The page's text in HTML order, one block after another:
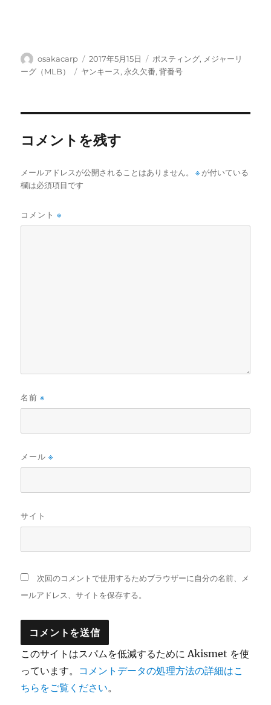
投
稿
osakacarp
投
稿
2017年5月15日
カ
テ
ポスティング, メジャーリ
ーグ（MLB）
タ
ヤンキース,永久欠番,背番号
コメントを残す
メールアドレスが公開されることはありません。 ※ が付いている
欄は必須項目です
コメント※
名前※
メール※
サイト
次回のコメントで使用するためブラウザーに自分の名前、メ
ールアドレス、サイトを保存する。
このサイトはスパムを低減するために Akismet を使
っています。 コメントデータの処理方法の詳細はこ
ちらをご覧ください。